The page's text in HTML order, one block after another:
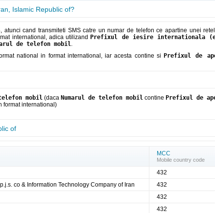
Islamic Republic of?
atunci cand transmiteti SMS catre un numar de telefon ce apartine unei
international, adica utilizand Prefixul de iesire internationala
de telefon mobil.
national in format international, iar acesta contine si Prefixul de
mobil (daca Numarul de telefon mobil contine Prefixul de
format international)
of
MCC
Mobile country code
432
co & Information Technology Company of Iran 432
432
432